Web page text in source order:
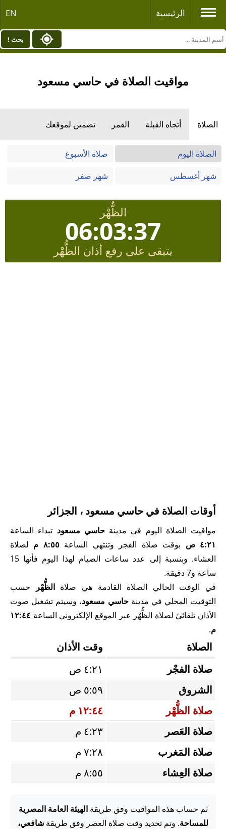
الرئيسية EN
بحث !
مواقيت الصلاة في حاسي مسعود
الصلاة أتجاه القبلة القمر تضمين لموقعك
الصلاة اليوم
صلاة الأسبوع
شهر أغسطس
شهر صفر
الظُّهْر
06:03:36
يتبقى على رفع أذان الظُّهْر
أوقات الصلاة في حاسي مسعود ، الجزائر
مواقيت الصلاة اليوم في مدينةحاسي مسعود تبداء الساعة
٤:٢١ ص
بوقت صلاة الفجر وتنتهي الساعة٨:٥٥ م
لصلاة
العشاء. وبنسبة إلى عدد ساعات الصيام لهذا اليوم فأنها 15
ساعة و7 دقيقة.
في الوقت الحالي الصلاة القادمة هي صلاةالظُّهْر
حسب
التوقيت المحلي في مدينةحاسي مسعود، وسيتم تشغيل صوت
الأذان تلقائيً لصلاة الظُّهْر عبر الموقع الإلكتروني الساعة ١٢:٤٤
م.
الصلاة
وقت الأذان
صلاة الفجْر
٤:٢١ ص
الشروق
٥:٥٩ ص
صلاة الظُّهْر
١٢:٤٤ م
صلاة العَصر
٤:٢٣ م
صلاة المَغرب
٧:٢٨ م
صلاة العِشاء
٨:٥٥ م
تم حساب هذه المواقيت وفق طريقةالهيئة العامة المصرية
للمساحة. وتم تحديد وقت صلاة العصر وفق طريقة شافعي،